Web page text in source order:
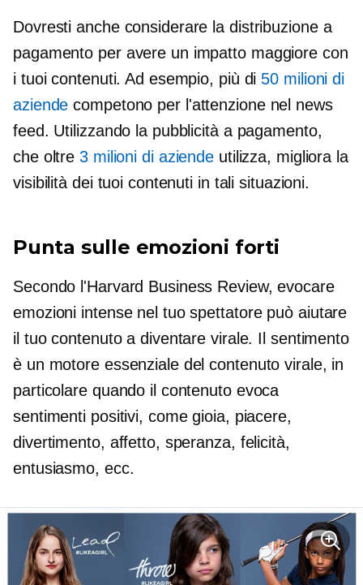
Dovresti anche considerare la distribuzione a
pagamento per avere un impatto maggiore con
i tuoi contenuti. Ad esempio, più di 50 milioni di
aziende competono per l'attenzione nel news
feed. Utilizzando la pubblicità a pagamento,
che oltre3 milioni di aziende utilizza, migliora la
visibilità dei tuoi contenuti in tali situazioni.
Punta sulle emozioni forti
Secondo l'Harvard Business Review, evocare
emozioni intense nel tuo spettatore può aiutare
il tuo contenuto a diventare virale. Il sentimento
è un motore essenziale del contenuto virale, in
particolare quando il contenuto evoca
sentimenti positivi, come gioia, piacere,
divertimento, affetto, speranza, felicità,
entusiasmo, ecc.